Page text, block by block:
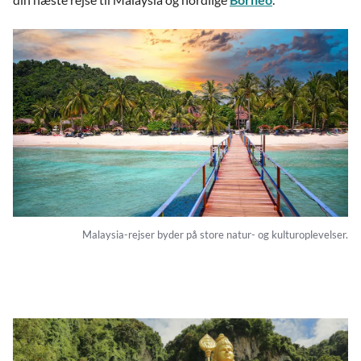
Malaysia-rejser byder på store natur- og kulturoplevelser.